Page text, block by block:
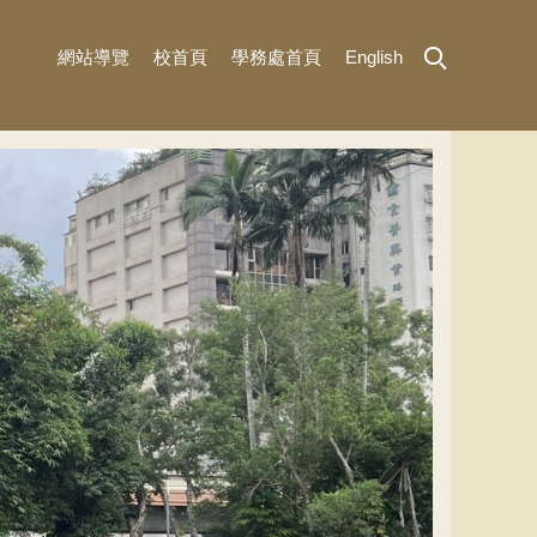
網站導覽 校首頁 學務處首頁 English